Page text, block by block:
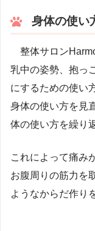
身体の使い
整体サロン
乳中の姿勢、抱っ
にするための使い
身体の使い方を見
体の使い方を繰り
これによって痛み
お腹周りの筋力を
ようなからだ作り